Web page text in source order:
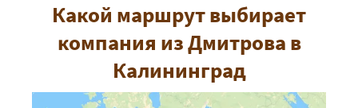
Какой маршрут выбирает
компания из Дмитрова в
Калининград